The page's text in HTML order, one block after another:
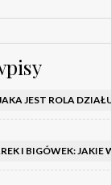
JEST ROLA